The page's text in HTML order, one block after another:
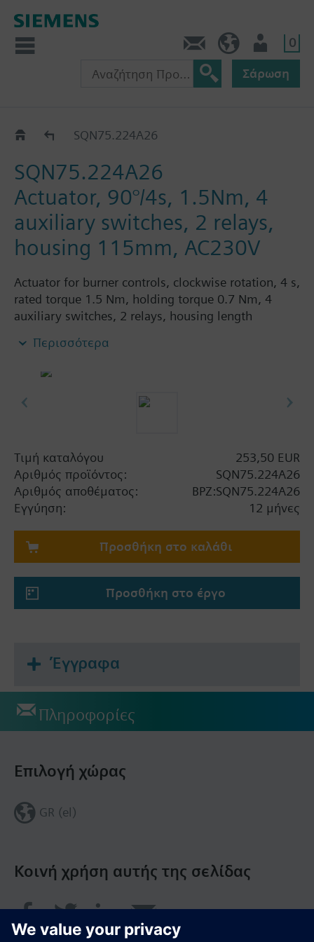
0
Σάρωση
ΚατάλογοςSQN75.224A26
SQN75.224A26
Actuator, 90°/4s, 1.5Nm, 4
auxiliary switches, 2 relays,
housing 115mm, AC230V
Actuator for burner controls, clockwise rotation, 4 s,
rated torque 1.5 Nm, holding torque 0.7 Nm, 4
auxiliary switches, 2 relays, housing length
Περισσότερα
Τιμή καταλόγου
253,50 EUR
Αριθμός προϊόντος:
SQN75.224A26
Αριθμός αποθέματος:
BPZ:SQN75.224A26
Εγγύηση:
12 μήνες
Προσθήκη στο καλάθι
Προσθήκη στο έργο
Έγγραφα
Πληροφορίες
Κοινή χρήση αυτής της σελίδας
Επιλογή χώρας
GR (el)